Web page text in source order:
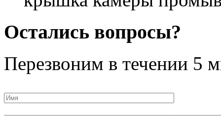
Остались вопросы?
Перезвоним в течении 5